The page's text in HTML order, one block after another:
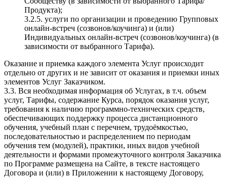
Продукта);
3.2.5. услуги по организации и проведению Групповых
онлайн-встреч (созвонов/коучинга) и (или)
Индивидуальных онлайн-встреч (созвонов/коучинга) (в
зависимости от выбранного Тарифа).
Оказание и приемка каждого элемента Услуг происходит
отдельно от других и не зависит от оказания и приемки иных
элементов Услуг Заказчиком.
3.3. Вся необходимая информация об Услугах, в т.ч. объем
услуг, Тарифы, содержание Курса, порядок оказания услуг,
требования к наличию программно-технических средств,
обеспечивающих поддержку процесса дистанционного
обучения, учебный план с перечнем, трудоёмкостью,
последовательностью и распределением по периодам
обучения тем (модулей), практики, иных видов учебной
деятельности и формами промежуточного контроля Заказчика
по Программе размещена на Сайте, в тексте настоящего
Договора и (или) в Приложении к настоящему Договору,